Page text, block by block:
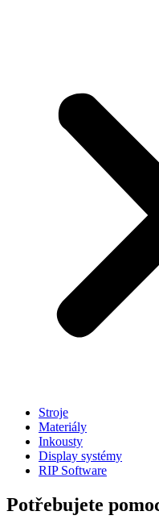
Stroje
Materiály
Inkousty
Display systémy
RIP Software
Potřebujete